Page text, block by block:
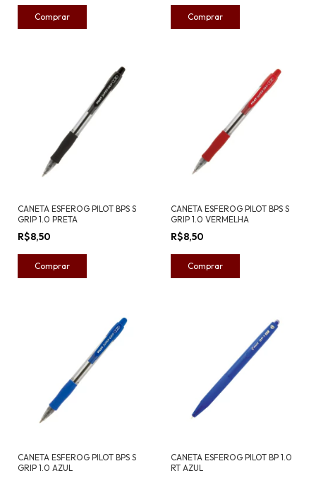
CANETA ESFEROG PILOT BPS S
GRIP 1.0 PRETA
R$8,50
CANETA ESFEROG PILOT BPS S
GRIP 1.0 VERMELHA
R$8,50
CANETA ESFEROG PILOT BPS S
GRIP 1.0 AZUL
CANETA ESFEROG PILOT BP 1.0
RT AZUL